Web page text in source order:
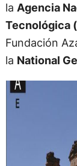
la Agencia
Tecnológica (
Fundación
la National